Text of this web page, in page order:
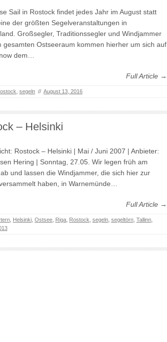
Sail in Rostock findet jedes Jahr im August statt
der größten Segelveranstaltungen in
Großsegler, Traditionssegler und Windjammer
gesamten Ostseeraum kommen hierher um sich auf
dem…
Full Article →
segeln // August 13, 2016
– Helsinki
Rostock – Helsinki | Mai / Juni 2007 | Anbieter:
Hering | Sonntag, 27.05. Wir legen früh am
und lassen die Windjammer, die sich hier zur
haben, in Warnemünde…
Full Article →
Helsinki Ostsee Riga Rostock segeln segeltörn Tallinn